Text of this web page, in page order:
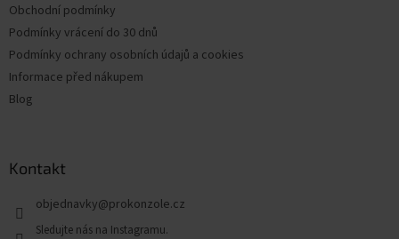
Obchodní podmínky
Podmínky vrácení do 30 dnů
Podmínky ochrany osobních údajů a cookies
Informace před nákupem
Blog
Kontakt
objednavky@prokonzole.cz